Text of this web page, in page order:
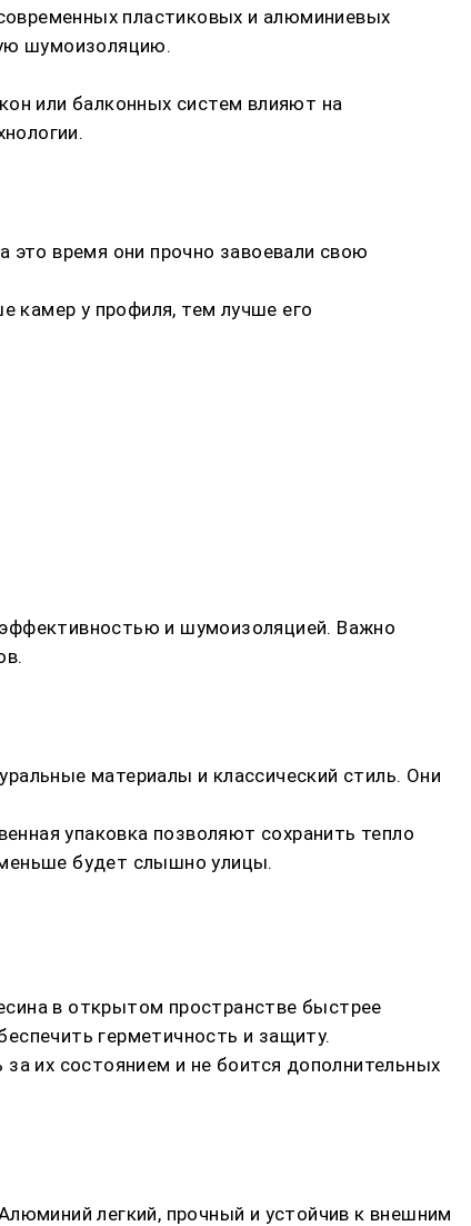
пластиковых и алюминиевых
шумоизоляцию.
или балконных систем влияют на
это время они прочно завоевали свою
камер у профиля, тем лучше его
и шумоизоляцией. Важно
материалы и классический стиль. Они
упаковка позволяют сохранить тепло
будет слышно улицы.
в открытом пространстве быстрее
герметичность и защиту.
их состоянием и не боится дополнительных
легкий, прочный и устойчив к внешним